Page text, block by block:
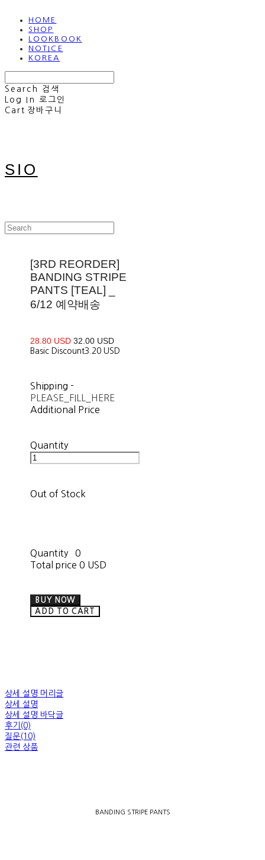
HOME
SHOP
LOOKBOOK
NOTICE
KOREA
Search
검색
Log In
로그인
Cart 장바구니
SIO
[3RD REORDER]
BANDING STRIPE
PANTS [TEAL] _
6/12 예약배송
28.80 USD32.00 USD
Basic Discount3.20 USD
Shipping-
PLEASE_FILL_HERE
Additional Price
Quantity
Out of Stock
Quantity
0
Total price 0 USD
BUY NOW
ADD TO CART
상세 설명 머리글
상세 설명
상세 설명 바닥글
후기(0)
질문(10)
관련 상품
BANDING STRIPE PANTS